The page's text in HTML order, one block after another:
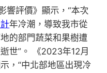
響評價》顯示，“本次
年冷潮，導致我市從
的部門蔬菜和果樹遭
世”。 《2023年12月
，“中北部地區出現冷